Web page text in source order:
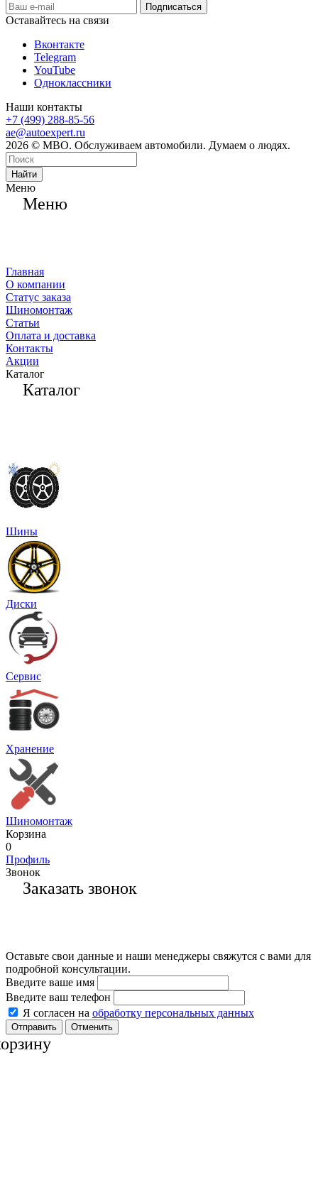
Оставайтесь на связи
Вконтакте
Telegram
YouTube
Одноклассники
Наши контакты
+7 (499) 288-85-56
ae@autoexpert.ru
2026 © МВО. Обслуживаем автомобили. Думаем о людях.
Найти
Меню
Меню
Главная
О компании
Статус заказа
Шиномонтаж
Статьи
Оплата и доставка
Контакты
Акции
Каталог
Каталог
Шины
Диски
Сервис
Хранение
Шиномонтаж
Корзина
0
Профиль
Звонок
Заказать звонок
Оставьте свои данные и наши менеджеры свяжутся с вами для
подробной консультации.
Введите ваше имя
Введите ваш телефон
Я согласен на обработку персональных данных
Отменить